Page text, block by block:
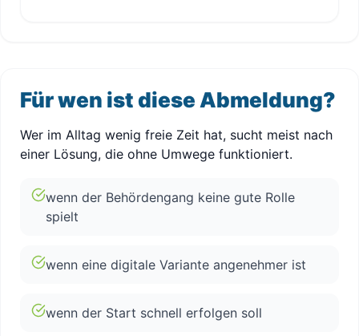
Für wen ist diese Abmeldung?
Wer im Alltag wenig freie Zeit hat, sucht meist nach
einer Lösung, die ohne Umwege funktioniert.
wenn der Behördengang keine gute Rolle
spielt
wenn eine digitale Variante angenehmer ist
wenn der Start schnell erfolgen soll